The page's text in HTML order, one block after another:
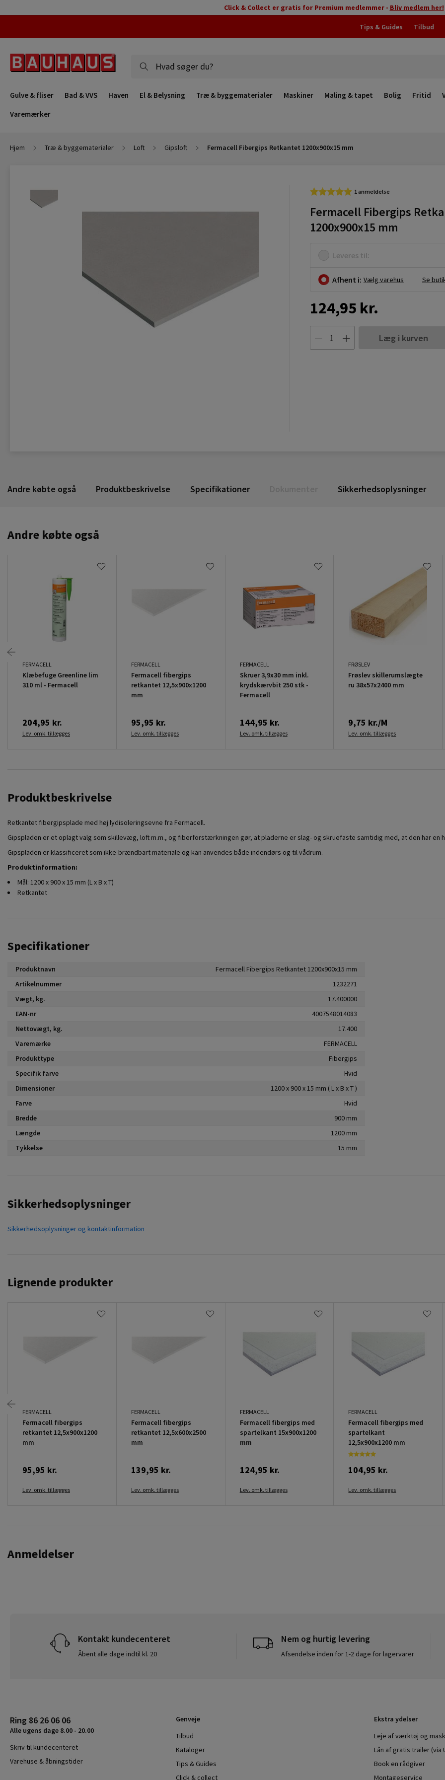
Click & Collect er gratis for Premium medlemmer - Bliv medlem her!
Tips & Guides Tilbud
Gulve & fliser Bad & VVS Haven El & Belysning Træ & byggematerialer Maskiner Maling & tapet Bolig Fritid
Varemærker
Hjem Træ & byggematerialer Loft Gipsloft Fermacell Fibergips Retkantet 1200x900x15 mm
1 anmeldelse
Fermacell Fibergips
1200x900x15 mm
Leveres til:
Afhent i: Vælg varehus Se
124,95 kr.
Læg i kurven
Andre købte også Produktbeskrivelse Specifikationer Sikkerhedsoplysninger
Andre købte også
FERMACELL
Klæbefuge Greenline lim
310 ml - Fermacell
204,95 kr.
Lev. omk. tillægges
FERMACELL
Fermacell fibergips
retkantet 12,5x900x1200
mm
95,95 kr.
Lev. omk. tillægges
FERMACELL
Skruer 3,9x30 mm inkl.
krydskærvbit 250 stk -
Fermacell
144,95 kr.
Lev. omk. tillægges
FRØSLEV
Frøslev skillerumslægte
ru 38x57x2400 mm
9,75 kr./M
Lev. omk. tillægges
Produktbeskrivelse
Retkantet fibergipsplade med høj lydisoleringsevne fra Fermacell.
Gipspladen er et oplagt valg som skillevæg, loft m.m., og fiberforstærkningen gør, at pladerne er slag- og skruefaste samtidig med, at den har en
Gipspladen er klassificeret som ikke-brændbart materiale og kan anvendes både indendørs og til vådrum.
Produktinformation:
Mål: 1200 x 900 x 15 mm (L x B x T)
Retkantet
Specifikationer
Produktnavn
Fermacell Fibergips Retkantet 1200x900x15 mm
Artikelnummer
1232271
Vægt, kg.
17.400000
EAN-nr
4007548014083
Nettovægt, kg.
17.400
Varemærke
FERMACELL
Produkttype
Fibergips
Specifik farve
Hvid
Dimensioner
1200 x 900 x 15 mm ( L x B x T )
Farve
Hvid
Bredde
900 mm
Længde
1200 mm
Tykkelse
15 mm
Sikkerhedsoplysninger
Sikkerhedsoplysninger og kontaktinformation
Lignende produkter
FERMACELL
Fermacell fibergips
retkantet 12,5x900x1200
mm
95,95 kr.
Lev. omk. tillægges
FERMACELL
Fermacell fibergips
retkantet 12,5x600x2500
mm
139,95 kr.
Lev. omk. tillægges
FERMACELL
Fermacell fibergips med
spartelkant 15x900x1200
mm
124,95 kr.
Lev. omk. tillægges
FERMACELL
Fermacell fibergips med
spartelkant
12,5x900x1200 mm
104,95 kr.
Lev. omk. tillægges
Anmeldelser
Kontakt kundecenteret
Åbent alle dage indtil kl. 20
Nem og hurtig levering
Afsendelse inden for 1-2 dage for lagervarer
Ring 86 26 06 06
Alle ugens dage 8.00 - 20.00
Skriv til kundecenteret
Varehuse & åbningstider
Genveje
Tilbud
Kataloger
Tips & Guides
Click & collect
Ekstra ydelser
Leje af værktøj og
Lån af gratis trailer (via
Book en rådgiver
Montageservice